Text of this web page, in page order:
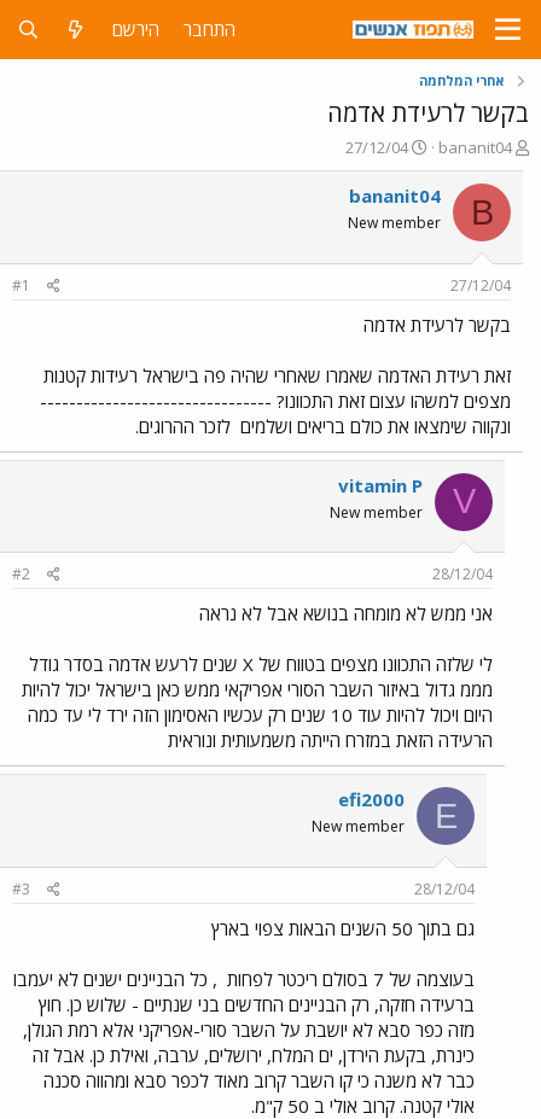
התחבר הירשם
אחרי המלחמה
בקשר לרעידת אדמה
פ
ו
ת
ח
ה
ש
א
bananit04
פ
ו
ר
ם
ר
27/12/04
B
bananit04
New member
27/12/04
#1
בקשר לרעידת אדמה
זאת רעידת האדמה שאמרו שאחרי שהיה פה בישראל רעידות קטנות
מצפים למשהו עצום זאת התכוונו? --------------------------------
ונקווה שימצאו את כולם בריאים ושלמים לזכר ההרוגים.
V
vitamin P
New member
28/12/04
#2
אני ממש לא מומחה בנושא אבל לא נראה
לי שלזה התכוונו מצפים בטווח של X שנים לרעש אדמה בסדר גודל
מממ גדול באיזור השבר הסורי אפריקאי ממש כאן בישראל יכול להיות
היום ויכול להיות עוד 10 שנים רק עכשיו האסימון הזה ירד לי עד כמה
הרעידה הזאת במזרח הייתה משמעותית ונוראית
E
efi2000
New member
28/12/04
#3
גם בתוך 50 השנים הבאות צפוי בארץ
בעוצמה של 7 בסולם ריכטר לפחות
, כל הבניינים ישנים לא יעמבו
ברעידה חזקה, רק הבניינים החדשים בני שנתיים - שלוש כן. חוץ
מזה כפר סבא לא יושבת על השבר סורי-אפריקני אלא רמת הגולן,
כינרת, בקעת הירדן, ים המלח, ירושלים, ערבה, ואילת כן. אבל זה
כבר לא משנה כי קו השבר קרוב מאוד לכפר סבא ומהווה סכנה
אולי קטנה. קרוב אולי ב 50 ק"מ.